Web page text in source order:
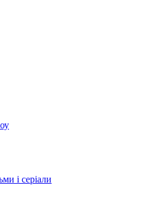
і серіали